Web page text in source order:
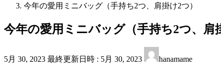
今年の愛用ミニバッグ（手持ち2つ、肩掛け2つ）
今年の愛用ミニバッグ（手持ち2つ、肩
5月 30, 2023 最終更新日時 : 5月 30, 2023 hanamame